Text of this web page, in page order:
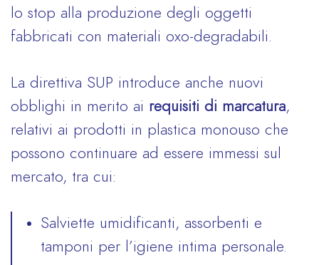
lo stop alla produzione degli oggetti
fabbricati con materiali oxo-degradabili.
La direttiva SUP introduce anche nuovi
obblighi in merito ai requisiti di marcatura,
relativi ai prodotti in plastica monouso che
possono continuare ad essere immessi sul
mercato, tra cui:
Salviette umidificanti, assorbenti e
tamponi per l’igiene intima personale.